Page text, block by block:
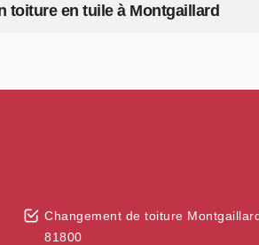
toiture en tuile à Montgaillard
Changement de toiture
81800